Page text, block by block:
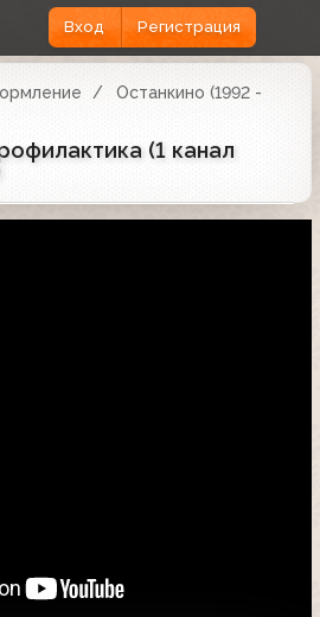
Вход Регистрация
Останкино (1992 -
(1 канал